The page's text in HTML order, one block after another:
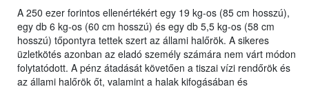
A 250 ezer forintos ellenértékért egy 19 kg-os (85 cm hosszú),
egy db 6 kg-os (60 cm hosszú) és egy db 5,5 kg-os (58 cm
hosszú) tőpontyra tettek szert az állami halőrök. A sikeres
üzletkötés azonban az eladó személy számára nem várt módon
folytatódott. A pénz átadását követően a tiszai vízi rendőrök és
az állami halőrök őt, valamint a halak kifogásában és